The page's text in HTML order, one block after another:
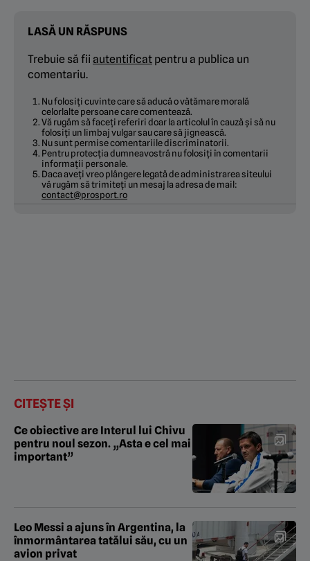
LASĂ UN RĂSPUNS
Trebuie să fii autentificat pentru a publica un
comentariu.
Nu folosiți cuvinte care să aducă o vătămare morală
celorlalte persoane care comentează.
Vă rugăm să faceți referiri doar la articolul în cauză și să nu
folosiți un limbaj vulgar sau care să jignească.
Nu sunt permise comentariile discriminatorii.
Pentru protecția dumneavostră nu folosiți în comentarii
informații personale.
Daca aveți vreo plângere legată de administrarea siteului
vă rugăm să trimiteți un mesaj la adresa de mail:
contact@prosport.ro
CITEȘTE ȘI
Ce obiective are Interul lui Chivu
pentru noul sezon. „Asta e cel mai
important”
Leo Messi a ajuns în Argentina, la
înmormântarea tatălui său, cu un
avion privat